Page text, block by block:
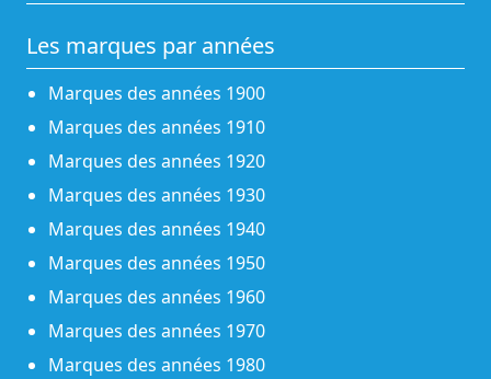
Les marques par années
Marques des années 1900
Marques des années 1910
Marques des années 1920
Marques des années 1930
Marques des années 1940
Marques des années 1950
Marques des années 1960
Marques des années 1970
Marques des années 1980